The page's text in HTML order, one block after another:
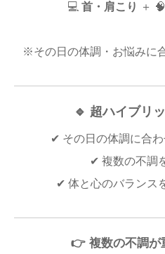
💻 首・肩こり ＋ 🧠
※その日の体調・お悩みに
🔹 超ハイブリ
✔ その日の体調に合
✔ 複数の不調
✔ 体と心のバランス
👉 複数の不調が